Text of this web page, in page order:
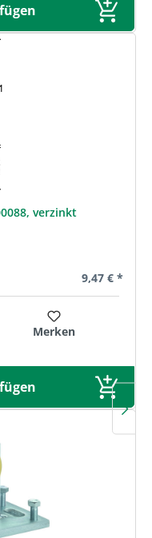
verzinkt
Regulärer
9,47 € *
Merken